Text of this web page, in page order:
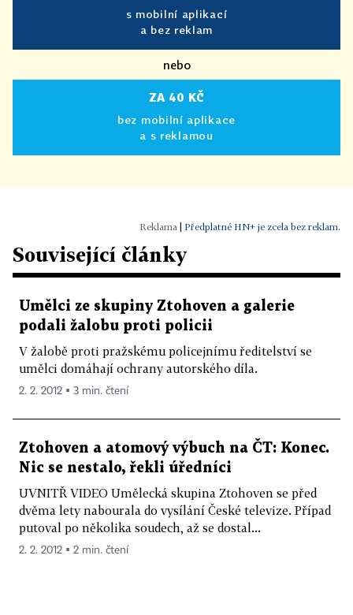
s mobilní aplikací
a bez reklam
nebo
ZA 40 KČ
bez mobilní aplikace
a s reklamou
Předplatné HN+ je zcela bez reklam.
Související články
Umělci ze skupiny Ztohoven a galerie
podali žalobu proti policii
V žalobě proti pražskému policejnímu ředitelství se
umělci domáhají ochrany autorského díla.
2. 2. 2012 ▪ 3 min. čtení
Ztohoven a atomový výbuch na ČT: Konec.
Nic se nestalo, řekli úředníci
UVNITŘ VIDEO Umělecká skupina Ztohoven se před
dvěma lety nabourala do vysílání České televize. Případ
putoval po několika soudech, až se dostal...
2. 2. 2012 ▪ 2 min. čtení